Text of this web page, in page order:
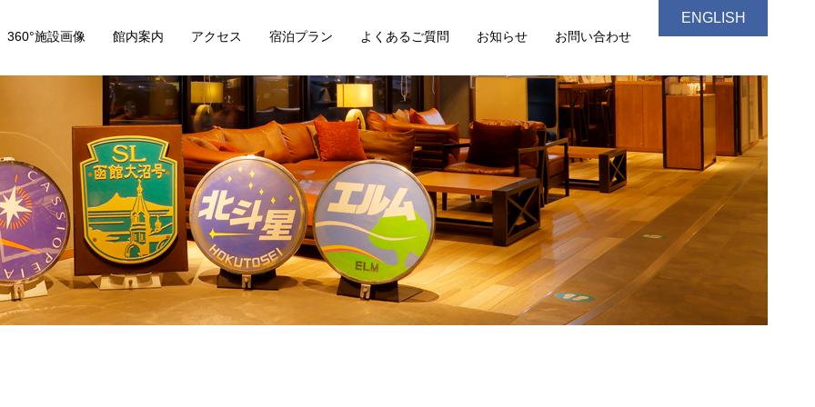
360°施設画像 館内案内 アクセス 宿泊プラン よくあるご質問 お知らせ お問い合わせ
ENGLISH